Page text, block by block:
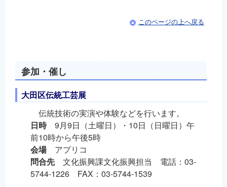
このページの上へ戻る
参加・催し
大田区伝統工芸展
伝統技術の実演や体験などを行います。
日時9月9日（土曜日）・10日（日曜日）午
前10時から午後5時
会場アプリコ
問合先文化振興課文化振興担当 電話：03-
5744-1226 FAX：03-5744-1539